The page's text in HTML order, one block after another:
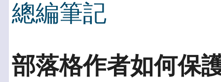
總編筆記
部落格作者如何保